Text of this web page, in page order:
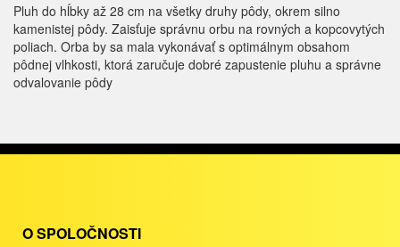
Pluh do hĺbky až 28 cm na všetky druhy pôdy, okrem silno
kamenistej pôdy. Zaisťuje správnu orbu na rovných a kopcovytých
poliach. Orba by sa mala vykonávať s optimálnym obsahom
pôdnej vlhkosti, ktorá zaručuje dobré zapustenie pluhu a správne
odvalovanie pôdy
O SPOLOČNOSTI